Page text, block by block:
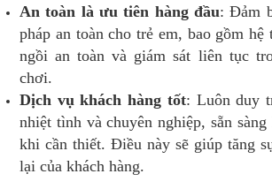
An toàn là ưu tiên hàng đầu: Đảm
pháp an toàn cho trẻ em, bao gồm hệ
ngồi an toàn và giám sát liên tục
chơi.
Dịch vụ khách hàng tốt: Luôn duy
nhiệt tình và chuyên nghiệp, sẵn
khi cần thiết. Điều này sẽ giúp tăng
lại của khách hàng.